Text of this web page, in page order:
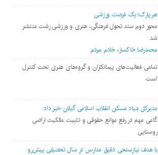
هر پارک؛ یک فرصت ورزشی
محور دوم سند تحول فرهنگی، هنری و ورزشی رشت منتشر
شد
محمدرضا خاکسار، خادم مردم
تمامی فعالیت‌های پیمانکاران و گروه‌های هنری تحت کنترل
است
مدیرکل بنیاد مسکن انقلاب اسلامی گیلان خبر داد:
گامی مهم در رفع موانع حقوقی و تثبیت مالکیت اراضی
روستایی
با هدف نیازسنجی دقیق مدارس در سال تحصیلی پیش‌رو